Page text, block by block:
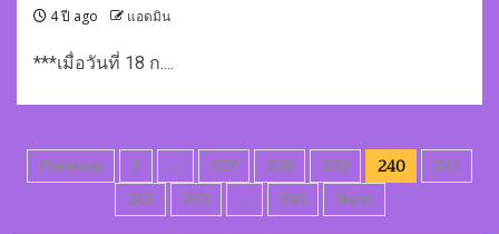
4 ปี ago แอดมิน
***เมื่อวันที่ 18 ก....
Posts
pagination
Previous 1 … 237 238 239 240
241
242
243 … 345 Next